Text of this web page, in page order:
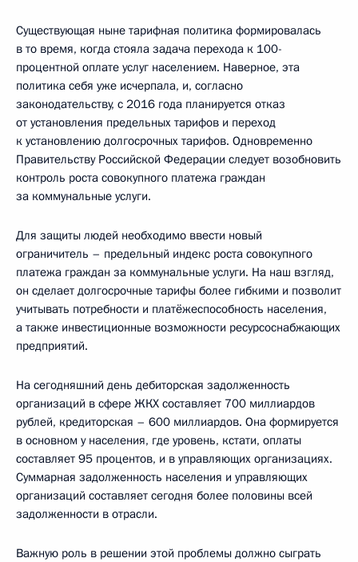
Существующая ныне тарифная политика формировалась
в то время, когда стояла задача перехода к 100-
процентной оплате услуг населением. Наверное, эта
политика себя уже исчерпала, и, согласно
законодательству, с 2016 года планируется отказ
от установления предельных тарифов и переход
к установлению долгосрочных тарифов. Одновременно
Правительству Российской Федерации следует возобновить
контроль роста совокупного платежа граждан
за коммунальные услуги.
Для защиты людей необходимо ввести новый
ограничитель – предельный индекс роста совокупного
платежа граждан за коммунальные услуги. На наш взгляд,
он сделает долгосрочные тарифы более гибкими и позволит
учитывать потребности и платёжеспособность населения,
а также инвестиционные возможности ресурсоснабжающих
предприятий.
На сегодняшний день дебиторская задолженность
организаций в сфере ЖКХ составляет 700 миллиардов
рублей, кредиторская – 600 миллиардов. Она формируется
в основном у населения, где уровень, кстати, оплаты
составляет 95 процентов, и в управляющих организациях.
Суммарная задолженность населения и управляющих
организаций составляет сегодня более половины всей
задолженности в отрасли.
Важную роль в решении этой проблемы должно сыграть